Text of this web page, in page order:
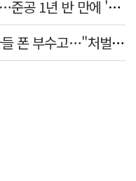
"아파트 외벽 테라스가 통째로"…준공 1년 반 만에 '아찔 사고'
전북 경찰 간부 '女교사 몰카' 아들 폰 부수고…"처벌 못하는 사안" 내부망에 글